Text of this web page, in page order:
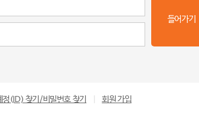
들어가기
정(ID) 찾기/비밀번호 찾기 회원 가입